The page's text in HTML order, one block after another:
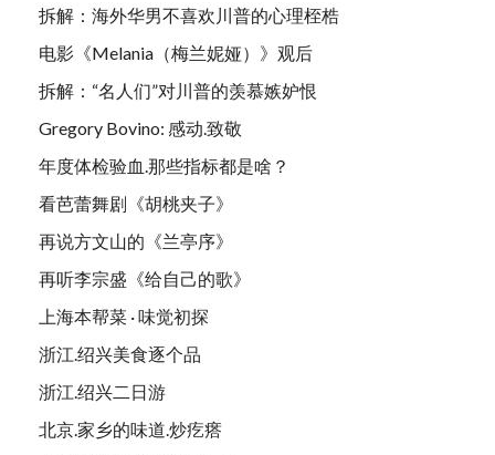
拆解：海外华男不喜欢川普的心理桎梏
电影《Melania（梅兰妮娅）》观后
拆解：“名人们”对川普的羡慕嫉妒恨
Gregory Bovino: 感动.致敬
年度体检验血.那些指标都是啥？
看芭蕾舞剧《胡桃夹子》
再说方文山的《兰亭序》
再听李宗盛《给自己的歌》
上海本帮菜 · 味觉初探
浙江.绍兴美食逐个品
浙江.绍兴二日游
北京.家乡的味道.炒疙瘩